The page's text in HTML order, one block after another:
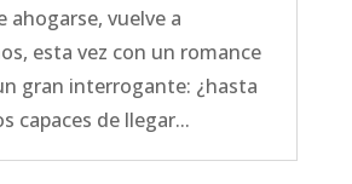
ahogarse, vuelve a
esta vez con un romance
gran interrogante: ¿hasta
capaces de llegar...